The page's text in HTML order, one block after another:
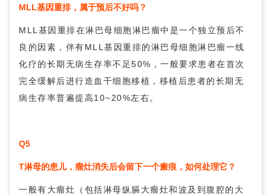
MLL基因重排，属于预后不好吗？
MLL基因重排在淋巴母细胞淋巴瘤中是一个独立预后不
良的因素，伴有MLL基因重排的淋巴母细胞淋巴瘤一线
化疗的长期无病生存率不足50%，一般要求患者在首次
完全缓解后进行造血干细胞移植，移植后患者的长期无
病生存率普遍提高10~20%左右。
Q5
T淋母的患儿，瘤灶消失后会留下一个瘢痕，如何处理它？
一般有大瘤灶（包括淋母纵膈大瘤灶和波及到腹腔的大